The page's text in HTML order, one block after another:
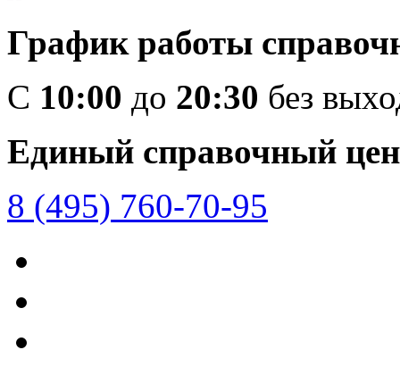
График работы
C 10:00 до 20:30 без
Единый справочный
8 (495) 760-70-95